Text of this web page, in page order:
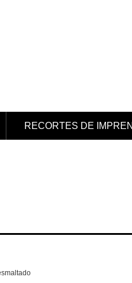
RECORTES DE